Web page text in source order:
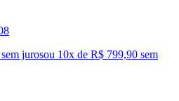
jurosou 10x de R$ 799,90 sem